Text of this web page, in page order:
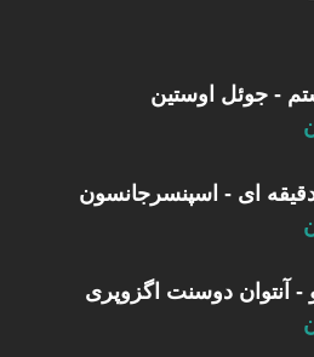
- جوئل اوستین
ای - اسپنسرجانسون
آنتوان دوسنت اگزوپری